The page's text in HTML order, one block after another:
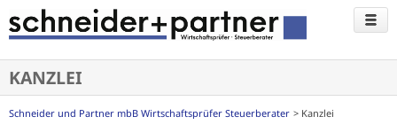
KANZLEI
Schneider und Partner mbB Wirtschaftsprüfer Steuerberater Kanzlei